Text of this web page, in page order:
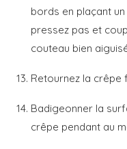
bords en plaçant
pressez pas et
couteau bien
Retournez la
Badigeonner la
crêpe pendant au